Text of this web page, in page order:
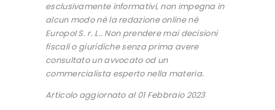
esclusivamente informativi, non impegna in
alcun modo né la redazione online né
Europol S. r. L.. Non prendere mai decisioni
fiscali o giuridiche senza prima avere
consultato un avvocato od un
commercialista esperto nella materia.
Articolo aggiornato al 01 Febbraio 2023